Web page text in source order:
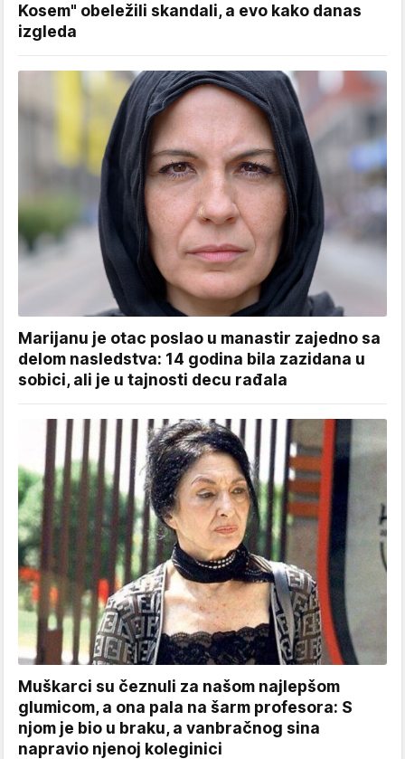
Kosem" obeležili skandali, a evo kako danas
izgleda
Marijanu je otac poslao u manastir zajedno sa
delom nasledstva: 14 godina bila zazidana u
sobici, ali je u tajnosti decu rađala
Muškarci su čeznuli za našom najlepšom
glumicom, a ona pala na šarm profesora: S
njom je bio u braku, a vanbračnog sina
napravio njenoj koleginici